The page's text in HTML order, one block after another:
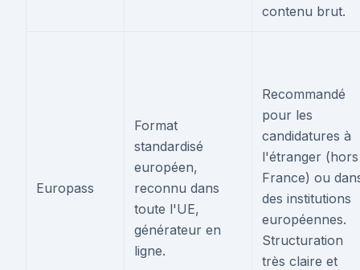
contenu brut.
Europass
Format
standardisé
européen,
reconnu dans
toute l'UE,
générateur en
ligne.
Recommandé
pour les
candidatures à
l'étranger (hors
France) ou
des institutions
européennes.
Structuration
très claire et